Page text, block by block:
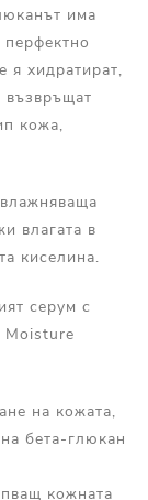
има
я хидратират,
възвръщат
кожа,
влагата в
киселина.
серум с
Moisture
на кожата,
бета-глюкан
кожната